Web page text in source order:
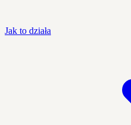
Jak to działa